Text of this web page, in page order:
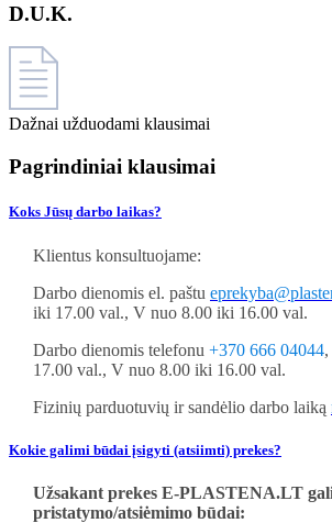
D.U.K.
Dažnai užduodami klausimai
Pagrindiniai klausimai
Koks Jūsų darbo laikas?
Klientus konsultuojame:
Darbo dienomis el. paštu
iki 17.00 val., V nuo 8.00 iki 16.00 val.
Darbo dienomis telefonu +370 666 04044
17.00 val., V nuo 8.00 iki 16.00 val.
Fizinių parduotuvių ir sandėlio darbo laiką
Kokie galimi būdai įsigyti (atsiimti) prekes?
Užsakant prekes E-PLASTENA.LT
pristatymo/atsiėmimo būdai: